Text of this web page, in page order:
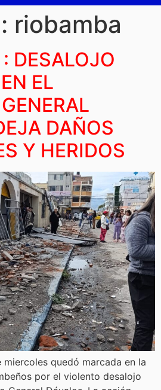
riobamba
DESALOJO
EL
DAÑOS
Y HERIDOS
miercoles quedó marcada en la
por el violento desalojo